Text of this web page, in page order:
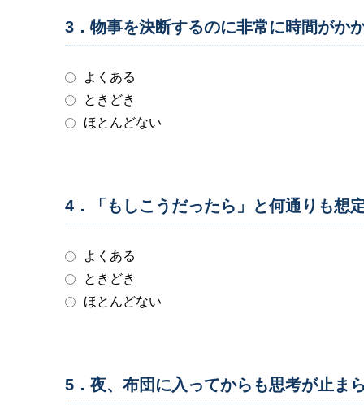
3．物事を決断するのに非常に時間がか
よくある
ときどき
ほとんどない
4．「もしこうだったら」と何通りも想
よくある
ときどき
ほとんどない
5．夜、布団に入ってからも思考が止ま